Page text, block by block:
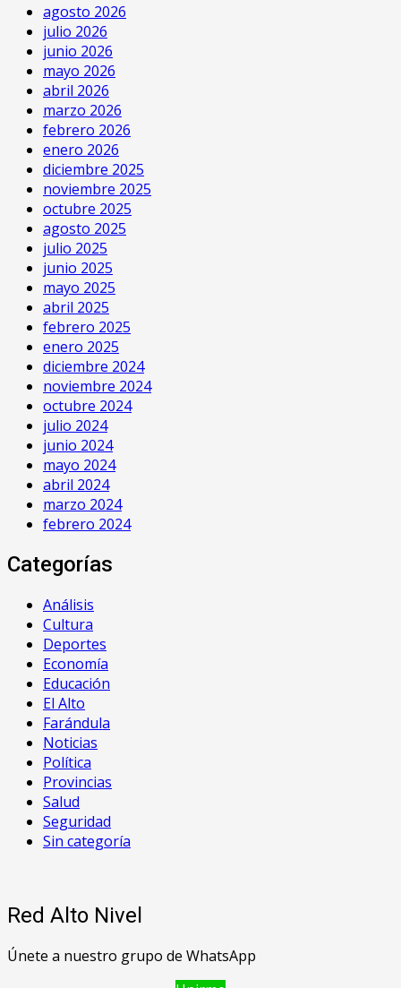
agosto 2026
julio 2026
junio 2026
mayo 2026
abril 2026
marzo 2026
febrero 2026
enero 2026
diciembre 2025
noviembre 2025
octubre 2025
agosto 2025
julio 2025
junio 2025
mayo 2025
abril 2025
febrero 2025
enero 2025
diciembre 2024
noviembre 2024
octubre 2024
julio 2024
junio 2024
mayo 2024
abril 2024
marzo 2024
febrero 2024
Categorías
Análisis
Cultura
Deportes
Economía
Educación
El Alto
Farándula
Noticias
Política
Provincias
Salud
Seguridad
Sin categoría
Red Alto Nivel
Únete a nuestro grupo de WhatsApp